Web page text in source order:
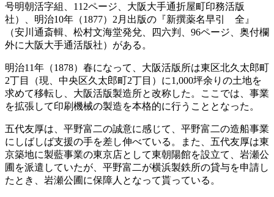
号明朝活字組、112ページ、大阪大手通折屋町印務活版
社）、明治10年（1877）2月出版の『新撰薬名早引 全』
（安川通斎輯、松村文海堂発兌、四六判、96ページ、奥付欄
外に大阪大手通活版社）がある。
明治11年（1878）春になって、大阪活版所は東区北久太郎町
2丁目（現、中央区久太郎町2丁目）に1,000坪余りの土地を
求めて移転し、大阪活版製造所と改称した。ここでは、事業
を拡張して印刷機械の製造を本格的に行うこととなった。
五代友厚は、平野富二の誠意に感じて、平野富二の造船事業
にしばしば支援の手を差し伸べている。また、五代友厚は東
京築地に製藍事業の東京店として東朝陽館を設立て、岩瀬公
圃を派遣していたが、平野富二が横浜製鉄所の貸与を申請し
たとき、岩瀬公圃に保障人となって貰っている。